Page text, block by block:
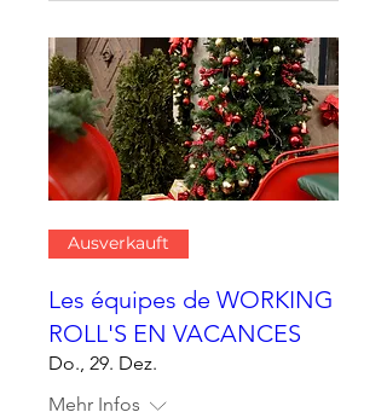
Ausverkauft
Les équipes de WORKING
ROLL'S EN VACANCES
Do., 29. Dez.
Mehr Infos